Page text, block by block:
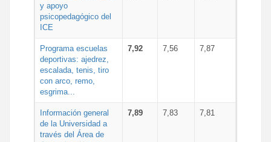
y apoyo
psicopedagógico del
ICE
Programa escuelas
deportivas: ajedrez,
escalada, tenis, tiro
con arco, remo,
esgrima...
7,92 7,56 7,87
Información general
de la Universidad a
través del Área de
7,89 7,83 7,81